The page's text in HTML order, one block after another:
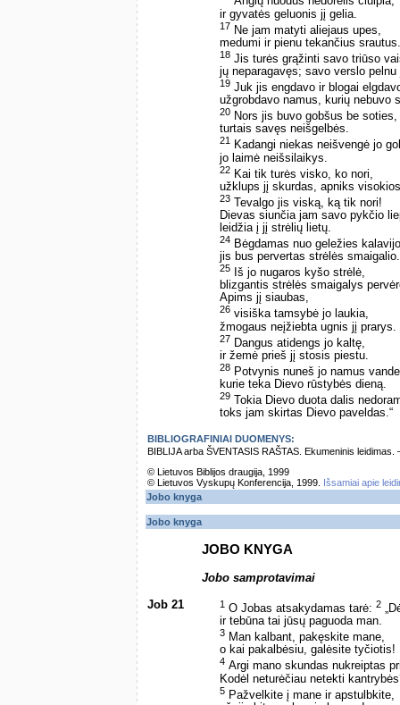
ir gyvatės geluonis jį gelia.
17 Ne jam matyti aliejaus upes,
medumi ir pienu tekančius srautus.
18 Jis turės grąžinti savo triūso
jų neparagavęs; savo verslo
19 Juk jis engdavo ir blogai
užgrobdavo namus, kurių nebuvo
20 Nors jis buvo gobšus be soties,
turtais savęs neišgelbės.
21
Kadangi niekas neišvengė jo
jo laimė neišsilaikys.
22 Kai tik turės visko, ko nori,
užklups jį skurdas, apniks
23 Tevalgo jis viską, ką tik nori!
Dievas siunčia jam savo pykčio
leidžia į jį strėlių lietų.
24 Bėgdamas nuo geležies
jis bus pervertas strėlės smaigalio.
25 Iš jo nugaros kyšo strėlė,
blizgantis strėlės smaigalys
Apims jį siaubas,
26 visiška tamsybė jo laukia,
žmogaus neįžiebta ugnis jį prarys.
27 Dangus atidengs jo kaltę,
ir žemė prieš jį stosis piestu.
28 Potvynis nuneš jo namus
kurie teka Dievo rūstybės dieną.
29 Tokia Dievo duota dalis
toks jam skirtas Dievo paveldas.“
BIBLIOGRAFINIAI DUOMENYS:
BIBLIJA arba ŠVENTASIS RAŠTAS. Ekumeninis
© Lietuvos Biblijos draugija, 1999
© Lietuvos Vyskupų Konferencija, 1999.
Išsamiai apie
Jobo knyga
Jobo knyga
JOBO KNYGA
Jobo samprotavimai
Job 21 1 O Jobas atsakydamas tarė: 2
ir tebūna tai jūsų paguoda man.
3 Man kalbant, pakęskite mane,
o kai pakalbėsiu, galėsite tyčiotis!
4 Argi mano skundas nukreiptas
Kodėl neturėčiau netekti
5 Pažvelkite į mane ir apstulbkite,